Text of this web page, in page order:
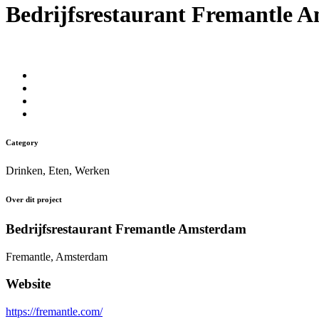
Bedrijfsrestaurant Fremantle
Category
Drinken, Eten, Werken
Over dit project
Bedrijfsrestaurant Fremantle Amsterdam
Fremantle, Amsterdam
Website
https://fremantle.com/